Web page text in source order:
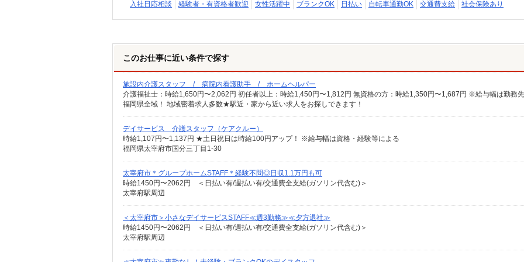
入社日応相談
経験者・有資格者歓迎 女性活躍中 ブランクOK 日払い 自転車通勤OK 交通費支給 社会保険あり
このお仕事に近い条件で探す
施設内介護スタッフ / 病院内看護助手 / ホームヘルパー
福岡県全域！ 地域密着求人多数★駅近・家から近い求人をお探しできます！
デイサービス 介護スタッフ（ケアクルー）
時給1,107円〜1,137円 ★土日祝日は時給100円アップ！ ※給与幅は資格・経験等による
福岡県太宰府市国分三丁目1-30
太宰府市＊グループホームSTAFF＊経験不問◎日収1.1万円も可
時給1450円〜2062円 ＜日払い有/週払い有/交通費全支給(ガソリン代含む)＞
太宰府駅周辺
＜太宰府市＞小さなデイサービスSTAFF≪週3勤務≫≪夕方退社≫
時給1450円〜2062円 ＜日払い有/週払い有/交通費全支給(ガソリン代含む)＞
太宰府駅周辺